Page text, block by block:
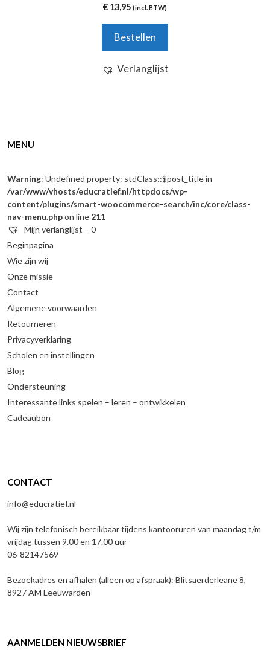
0
v
5
€ 13,95 (incl. BTW)
Bestellen
Verlanglijst
MENU
Warning: Undefined property: stdClass::$post_title in
/var/www/vhosts/educratief.nl/httpdocs/wp-
content/plugins/smart-woocommerce-search/inc/core/class-
nav-menu.phpon line 211
Mijn verlanglijst – 0
Beginpagina
Wie zijn wij
Onze missie
Contact
Algemene voorwaarden
Retourneren
Privacyverklaring
Scholen en instellingen
Blog
Ondersteuning
Interessante links spelen – leren – ontwikkelen
Cadeaubon
CONTACT
info@educratief.nl
Wij zijn telefonisch bereikbaar tijdens kantooruren van maandag t/m
vrijdag tussen 9.00 en 17.00 uur
06-82147569
Bezoekadres en afhalen (alleen op afspraak): Blitsaerderleane 8,
8927 AM Leeuwarden
AANMELDEN NIEUWSBRIEF